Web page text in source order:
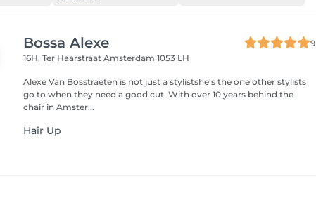
Bossa Alexe
9
16H, Ter HaarstraatAmsterdam 1053 LH
Alexe Van Bosstraeten is not just a stylistshe's the one other stylists
go to when they need a good cut. With over 10 years behind the
chair in Amster...
Hair Up